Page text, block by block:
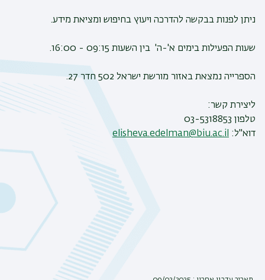
ניתן לפנות בבקשה להדרכה ויעוץ בחיפוש ומציאת מידע.
שעות הפעילות בימים א'-ה' בין השעות 09:15 - 16:00.
הספרייה נמצאת באזור מורשת ישראל 502 חדר 27.
ליצירת קשר:
טלפון 03-5318853
דוא"ל: elisheva.edelman@biu.ac.il